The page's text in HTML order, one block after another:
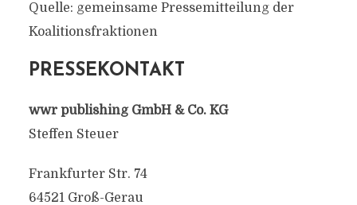
Quelle: gemeinsame Pressemitteilung der
Koalitionsfraktionen
PRESSEKONTAKT
wwr publishing GmbH & Co. KG
Steffen Steuer
Frankfurter Str. 74
64521 Groß-Gerau